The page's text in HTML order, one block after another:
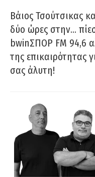
Βάιος Τσούτσικας
δύο ώρες στην…
bwinΣΠΟΡ FM 94,6
της επικαιρότητας
σας άλυτη!